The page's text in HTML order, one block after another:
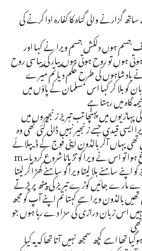
گزارنے والی گناہ کا کفارہ ادا کرنے کی
ہوں دلکش جسم ویرا نے کہا اور
ہوں تو روح ہوتی ہوں پیار کی پیاسی روح
بادشاہوں کی طرح حکم دیا تم میرے
کو بلا کر کہا اس مسلمان کے پاؤں میں
گاہ میں رہتا ہے
میں پہنچا تب تبریز زنجیروں میں
ایسی قیدی جسے زنجیر نہیں ڈالی گئی تھی وہ
یہاں آکر بالڈون اپنی فوج کے ڈیپلائے
میں مصروف ہوگیا فارغ ہوا تو اس نے ویرا کو تڑپانا شروع کردیا۔m
اپنے سامنے بلا لیتا ویرا کو سامنے کھڑا کر لیتا
مارے جائیں کوڑے تبریز کی پیٹھ پر پڑتے
تھیں بالڈون ویرا سے کہتا تم اپنے آپ کو مجھ
اس زبان درازی کی سزا دے رہا ہوں جو
تھا اسے کچھ سمجھ نہیں آتا تھا کہ یہ کیا